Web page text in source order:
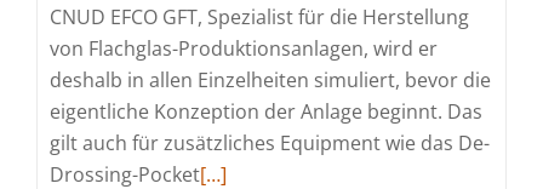
CNUD EFCO GFT, Spezialist für die Herstellung
von Flachglas-Produktionsanlagen, wird er
deshalb in allen Einzelheiten simuliert, bevor die
eigentliche Konzeption der Anlage beginnt. Das
gilt auch für zusätzliches Equipment wie das De-
Drossing-PocketRead
[…]